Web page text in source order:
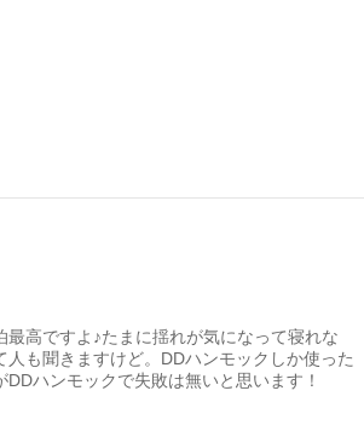
最高ですよ♪たまに揺れが気になって寝れな
人も聞きますけど。DDハンモックしか使った
DDハンモックで失敗は無いと思います！